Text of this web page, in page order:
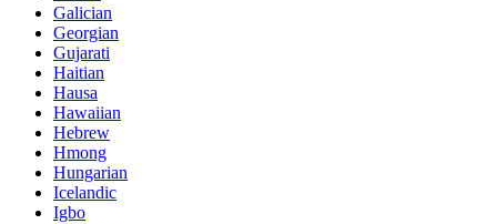
Galician
Georgian
Gujarati
Haitian
Hausa
Hawaiian
Hebrew
Hmong
Hungarian
Icelandic
Igbo